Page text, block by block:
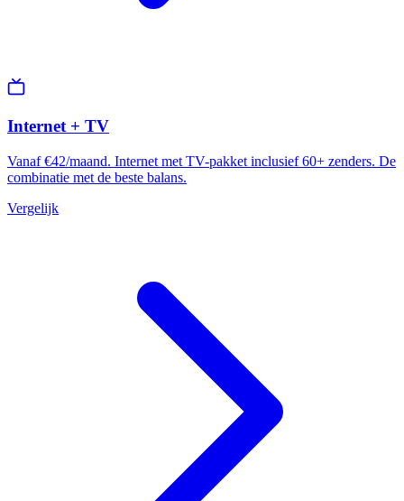
Internet + TV
Vanaf €42/maand. Internet met TV-pakket inclusief 60+ zenders. De
combinatie met de beste balans.
Vergelijk